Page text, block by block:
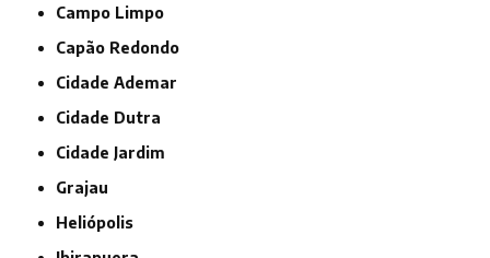
Campo Limpo
Capão Redondo
Cidade Ademar
Cidade Dutra
Cidade Jardim
Grajau
Heliópolis